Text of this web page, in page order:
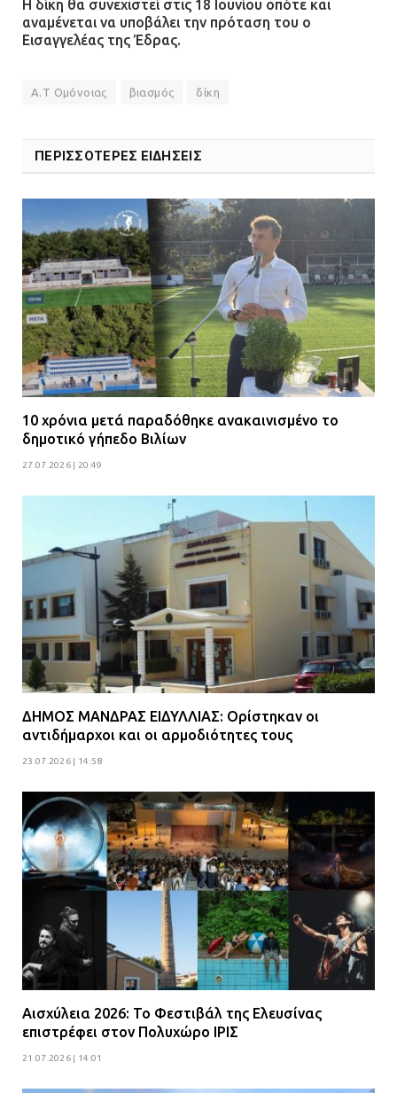
Η δίκη θα συνεχιστεί στις 18 Ιουνίου οπότε και
αναμένεται να υποβάλει την πρόταση του ο
Εισαγγελέας της Έδρας.
Α.Τ Ομόνοιας βιασμός δίκη
ΠΕΡΙΣΣΟΤΕΡΕΣ ΕΙΔΗΣΕΙΣ
10 χρόνια μετά παραδόθηκε ανακαινισμένο το
δημοτικό γήπεδο Βιλίων
27.07.2026 | 20:49
ΔΗΜΟΣ ΜΑΝΔΡΑΣ ΕΙΔΥΛΛΙΑΣ: Ορίστηκαν οι
αντιδήμαρχοι και οι αρμοδιότητες τους
23.07.2026 | 14:58
Αισχύλεια 2026: Το Φεστιβάλ της Ελευσίνας
επιστρέφει στον Πολυχώρο ΙΡΙΣ
21.07.2026 | 14:01